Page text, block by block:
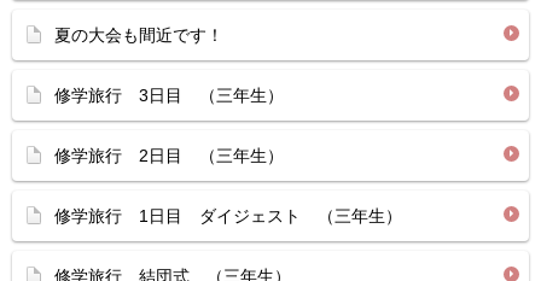
夏の大会も間近です！
修学旅行 3日目 （三年生）
修学旅行 2日目 （三年生）
修学旅行 1日目 ダイジェスト （三年生）
修学旅行 結団式 （三年生）